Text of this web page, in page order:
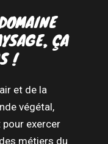
ÇA
!
et de la
végétal,
pour exercer
métiers du